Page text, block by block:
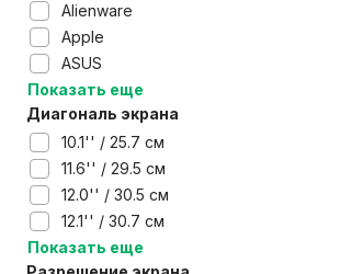
Alienware
Apple
ASUS
Показать еще
Диагональ экрана
10.1'' / 25.7 см
11.6'' / 29.5 см
12.0'' / 30.5 см
12.1'' / 30.7 см
Показать еще